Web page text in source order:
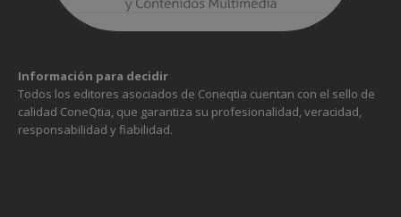
Información para decidir
Todos los editores asociados de Coneqtia cuentan con el sello de
calidad ConeQtia, que garantiza su profesionalidad, veracidad,
responsabilidad y fiabilidad.